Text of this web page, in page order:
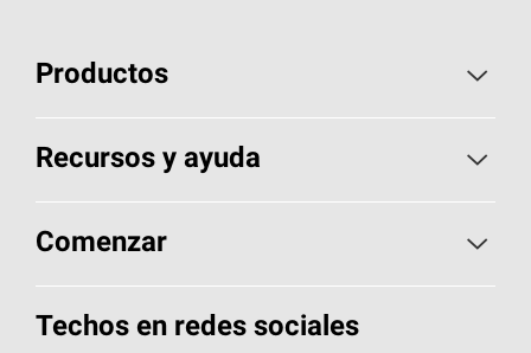
Productos
Elija sus tejas
Encuentre un contratista
Componentes para techos
Recursos y ayuda
Aspectos básicos sobre techos
Herramientas de diseño y color
Comenzar
Llame al 1-800-GET-PINK®
Techos en redes sociales